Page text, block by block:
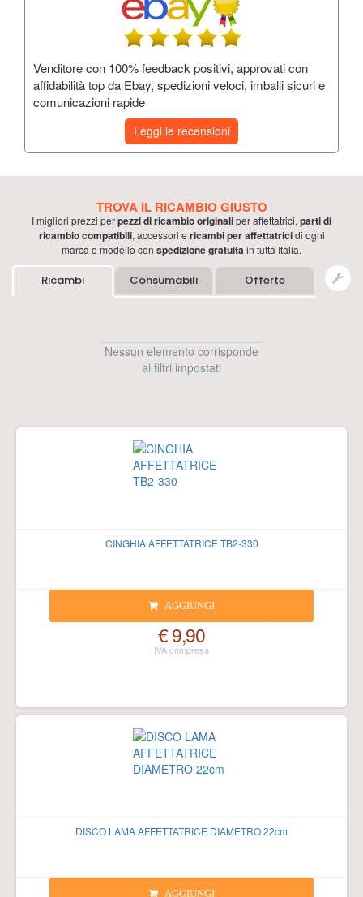
Venditore con 100% feedback positivi, approvati con
affidabilità top da Ebay, spedizioni veloci, imballi sicuri e
comunicazioni rapide
Leggi le recensioni
TROVA IL RICAMBIO GIUSTO
I migliori prezzi perpezzi di ricambio originaliperaffettatrici, parti di
ricambio compatibili, accessori e ricambi peraffettatricidi ogni
marca e modello con spedizione gratuitain tutta Italia.
Ricambi Consumabili Offerte
Nessun elemento corrisponde
ai filtri impostati
CINGHIA AFFETTATRICE TB2-330
AGGIUNGI
€ 9,90
DISCO LAMA AFFETTATRICE DIAMETRO 22cm
AGGIUNGI